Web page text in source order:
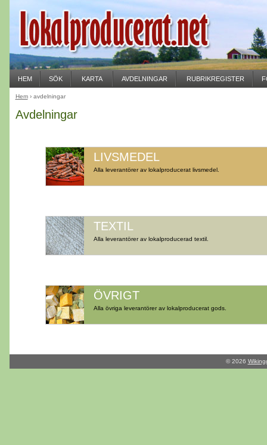
Avdelningar
LIVSMEDEL
Alla leverantörer av lokalproducerat livsmedel.
TEXTIL
Alla leverantörer av lokalproducerad textil.
ÖVRIGT
Alla övriga leverantörer av lokalproducerat gods.
Hem› avdelningar
© 2026
HEM SÖK KARTA AVDELNINGAR RUBRIKREGISTER